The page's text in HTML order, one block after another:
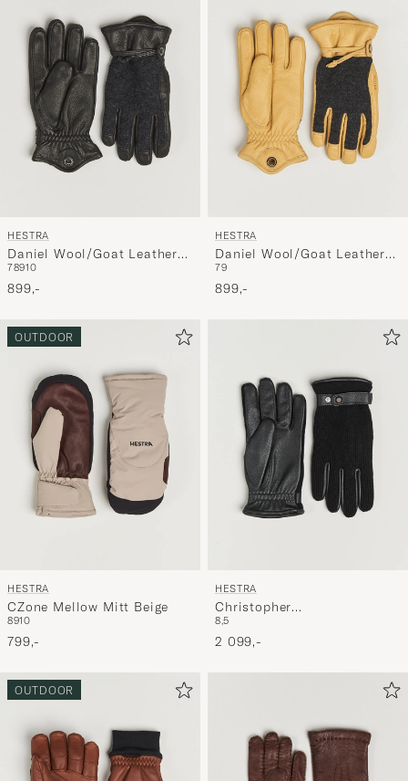
HESTRA
Daniel Wool/Goat Leather
Glove Charcoal/Black
78910
899,-
HESTRA
Daniel Wool/Goat Leather
Glove Charcoal/Tan
79
899,-
OUTDOOR
HESTRA
CZone Mellow Mitt Beige
8910
799,-
HESTRA
Christopher
Cashmere/Elkskin Glove
Black
8,5
2 099,-
OUTDOOR